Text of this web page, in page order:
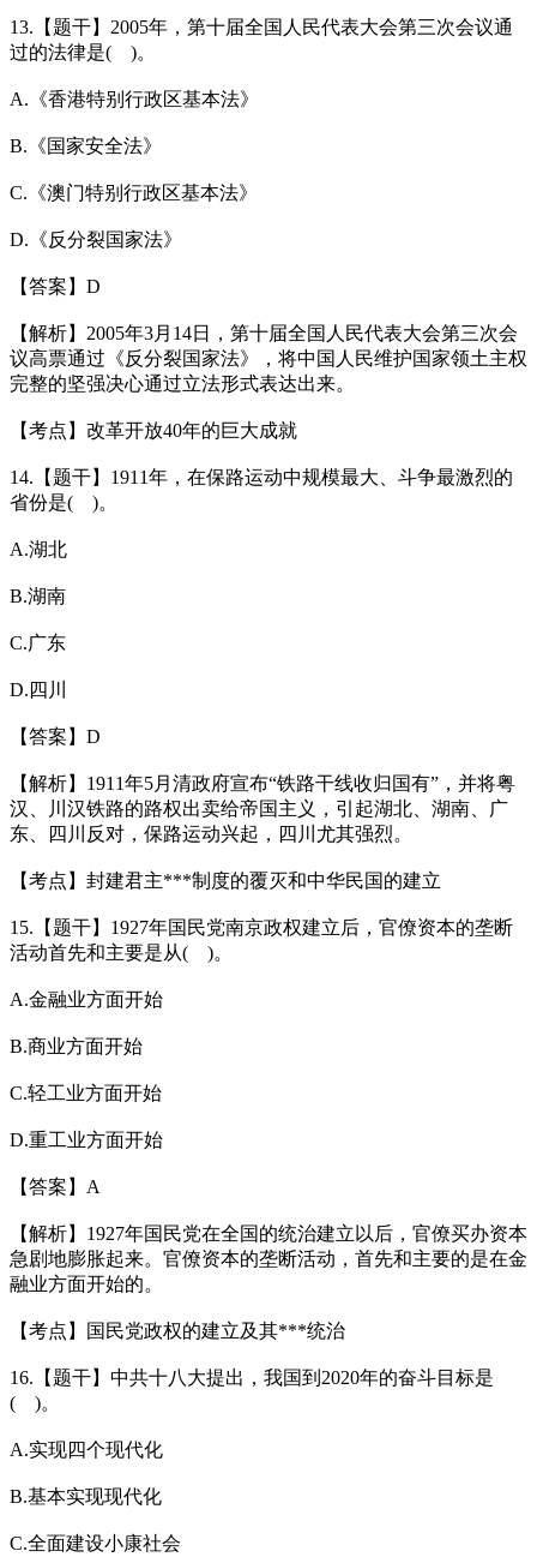
13.【题干】2005年，第十届全国人民代表大会第三次会议通
过的法律是( )。
A.《香港特别行政区基本法》
B.《国家安全法》
C.《澳门特别行政区基本法》
D.《反分裂国家法》
【答案】D
【解析】2005年3月14日，第十届全国人民代表大会第三次会
议高票通过《反分裂国家法》，将中国人民维护国家领土主权
完整的坚强决心通过立法形式表达出来。
【考点】改革开放40年的巨大成就
14.【题干】1911年，在保路运动中规模最大、斗争最激烈的
省份是( )。
A.湖北
B.湖南
C.广东
D.四川
【答案】D
【解析】1911年5月清政府宣布“铁路干线收归国有”，并将粤
汉、川汉铁路的路权出卖给帝国主义，引起湖北、湖南、广
东、四川反对，保路运动兴起，四川尤其强烈。
【考点】封建君主***制度的覆灭和中华民国的建立
15.【题干】1927年国民党南京政权建立后，官僚资本的垄断
活动首先和主要是从( )。
A.金融业方面开始
B.商业方面开始
C.轻工业方面开始
D.重工业方面开始
【答案】A
【解析】1927年国民党在全国的统治建立以后，官僚买办资本
急剧地膨胀起来。官僚资本的垄断活动，首先和主要的是在金
融业方面开始的。
【考点】国民党政权的建立及其***统治
16.【题干】中共十八大提出，我国到2020年的奋斗目标是
( )。
A.实现四个现代化
B.基本实现现代化
C.全面建设小康社会